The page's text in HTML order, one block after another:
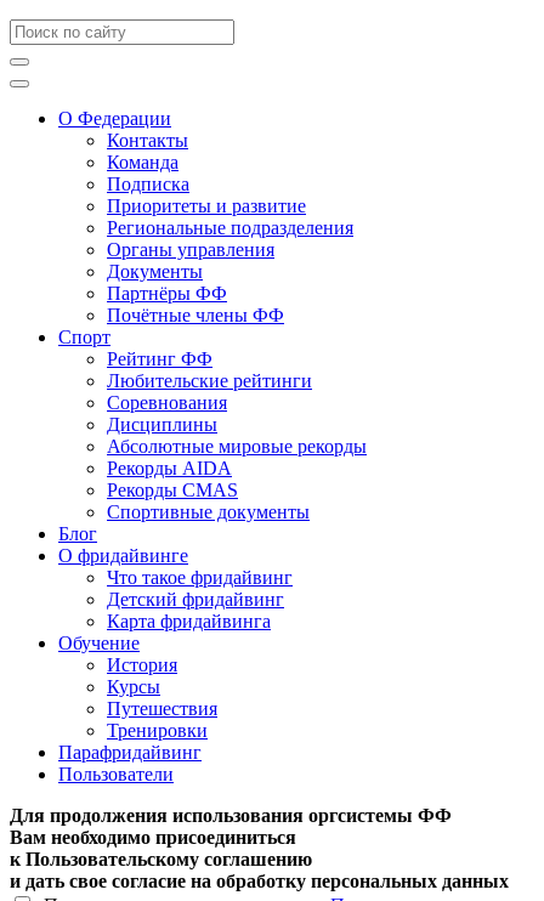
О Федерации
Контакты
Команда
Подписка
Приоритеты и развитие
Региональные подразделения
Органы управления
Документы
Партнёры ФФ
Почётные члены ФФ
Спорт
Рейтинг ФФ
Любительские рейтинги
Соревнования
Дисциплины
Абсолютные мировые рекорды
Рекорды AIDA
Рекорды CMAS
Спортивные документы
Блог
О фридайвинге
Что такое фридайвинг
Детский фридайвинг
Карта фридайвинга
Обучение
История
Курсы
Путешествия
Тренировки
Парафридайвинг
Пользователи
Для продолжения использования оргсистемы ФФ
Вам необходимо присоединиться
к Пользовательскому соглашению
и дать свое согласие на обработку персональных данных